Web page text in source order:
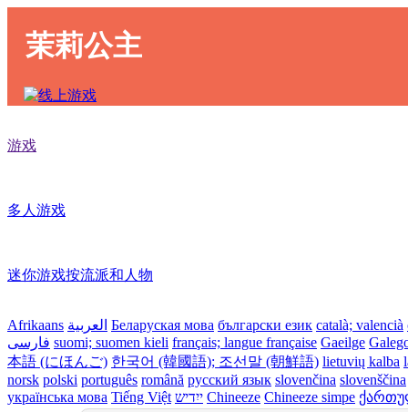
茉莉公主
游戏
多人游戏
迷你游戏按流派和人物
Afrikaans العربية Беларуская мова български език català; valencià
فارسی suomi; suomen kieli français; langue française Gaeilge
本語 (にほんご) 한국어 (韓國語); 조선말 (朝鮮語) lietuvių kalba
norsk polski português română русский язык slovenčina slovenščina
українська мова Tiếng Việt ייִדיש Chineeze Chineeze simpe